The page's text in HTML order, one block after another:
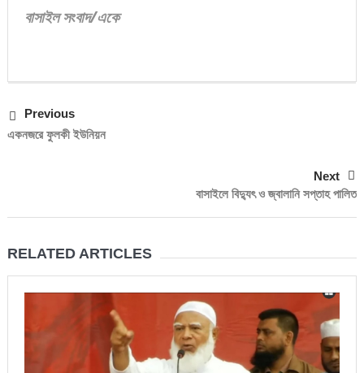
বাসাইল সংবাদ/একে
Previous
একনজরে ফুলকী ইউনিয়ন
Next
বাসাইলে বিদ্যুৎ ও জ্বালানি সপ্তাহ পালিত
RELATED ARTICLES